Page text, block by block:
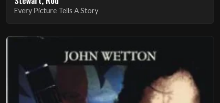
Every Picture Tells A Story